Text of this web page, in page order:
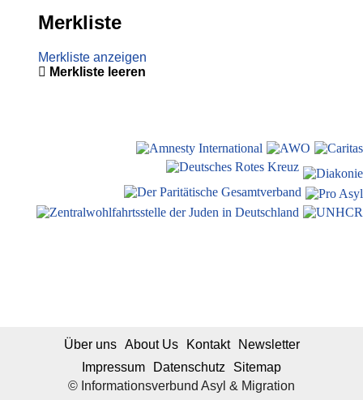
Merkliste
Merkliste anzeigen
Merkliste leeren
© Informationsverbund Asyl & Migration
Über uns About Us Kontakt
Newsletter
Impressum
Datenschutz Sitemap